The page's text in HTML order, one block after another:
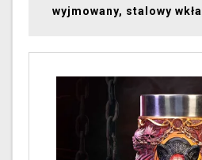
wyjmowany, stalowy